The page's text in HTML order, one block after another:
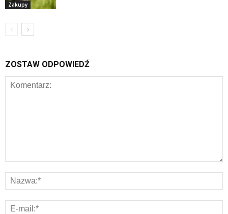
Zakupy
ZOSTAW ODPOWIEDŹ